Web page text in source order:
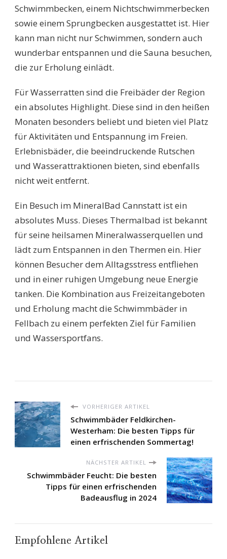
Schwimmbecken, einem Nichtschwimmerbecken
sowie einem Sprungbecken ausgestattet ist. Hier
kann man nicht nur Schwimmen, sondern auch
wunderbar entspannen und die Sauna besuchen,
die zur Erholung einlädt.
Für Wasserratten sind die Freibäder der Region
ein absolutes Highlight. Diese sind in den heißen
Monaten besonders beliebt und bieten viel Platz
für Aktivitäten und Entspannung im Freien.
Erlebnisbäder, die beeindruckende Rutschen
und Wasserattraktionen bieten, sind ebenfalls
nicht weit entfernt.
Ein Besuch im MineralBad Cannstatt ist ein
absolutes Muss. Dieses Thermalbad ist bekannt
für seine heilsamen Mineralwasserquellen und
lädt zum Entspannen in den Thermen ein. Hier
können Besucher dem Alltagsstress entfliehen
und in einer ruhigen Umgebung neue Energie
tanken. Die Kombination aus Freizeitangeboten
und Erholung macht die Schwimmbäder in
Fellbach zu einem perfekten Ziel für Familien
und Wassersportfans.
VORHERIGER ARTIKEL
Schwimmbäder Feldkirchen-
Westerham: Die besten Tipps für
einen erfrischenden Sommertag!
NÄCHSTER ARTIKEL
Schwimmbäder Feucht: Die besten
Tipps für einen erfrischenden
Badeausflug in 2024
Empfohlene Artikel